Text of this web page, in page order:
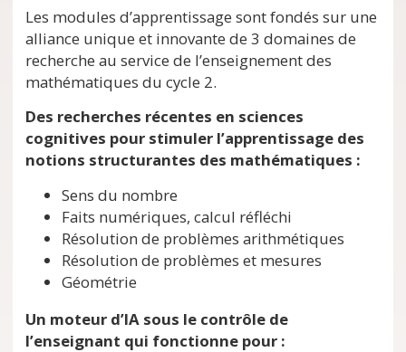
Les modules d’apprentissage sont fondés sur une
alliance unique et innovante de 3 domaines de
recherche au service de l’enseignement des
mathématiques du cycle 2.
Des recherches récentes en sciences
cognitives pour stimuler l’apprentissage des
notions structurantes des mathématiques :
Sens du nombre
Faits numériques, calcul réfléchi
Résolution de problèmes arithmétiques
Résolution de problèmes et mesures
Géométrie
Un moteur d’IA sous le contrôle de
l’enseignant qui fonctionne pour :